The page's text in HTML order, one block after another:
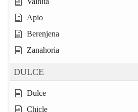
Apio
Berenjena
Zanahoria
DULCE
Dulce
Chicle